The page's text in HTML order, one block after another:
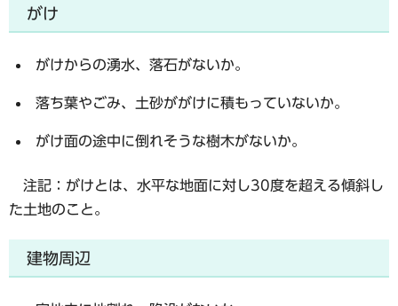
がけ
がけからの湧水、落石がないか。
落ち葉やごみ、土砂ががけに積もっていないか。
がけ面の途中に倒れそうな樹木がないか。
注記：がけとは、水平な地面に対し30度を超える傾斜し
た土地のこと。
建物周辺